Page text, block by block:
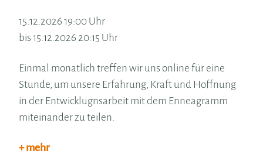
15.12.2026 19:00 Uhr
bis 15.12.2026 20:15 Uhr
Einmal monatlich treffen wir uns online für eine
Stunde, um unsere Erfahrung, Kraft und Hoffnung
in der Entwicklugnsarbeit mit dem Enneagramm
miteinander zu teilen.
+ mehr